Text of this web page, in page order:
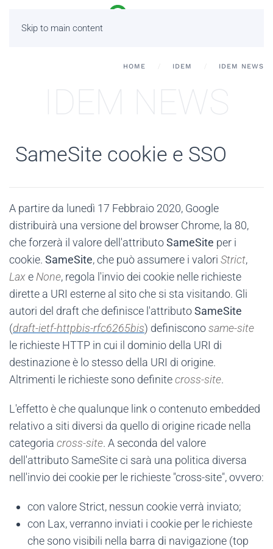
Skip to main content
HOME IDEM IDEM NEWS
IDEM NEWS
SameSite cookie e SSO
A partire da lunedì 17 Febbraio 2020, Google
distribuirà una versione del browser Chrome, la 80,
che forzerà il valore dell'attributoSameSite per i
cookie. SameSite, che può assumere i valori Strict,
Laxe None, regola l'invio dei cookie nelle richieste
dirette a URI esterne al sito che si sta visitando. Gli
autori del draft che definisce l'attributoSameSite
(draft-ietf-httpbis-rfc6265bis) definisconosame-site
le richieste HTTP in cui il dominio della URI di
destinazione è lo stesso della URI di origine.
Altrimenti le richieste sono definitecross-site.
L'effetto è che qualunque link o contenuto embedded
relativo a siti diversi da quello di origine ricade nella
categoria cross-site. A seconda del valore
dell'attributo SameSite ci sarà una politica diversa
nell'invio dei cookie per le richieste "cross-site", ovvero:
con valore Strict, nessun cookie verrà inviato;
con Lax, verranno inviati i cookie per le richieste
che sono visibili nella barra di navigazione (top